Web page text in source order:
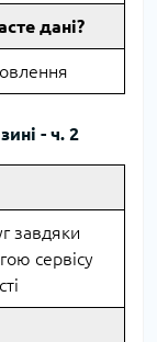
дані?
- ч. 2
завдяки
сервісу